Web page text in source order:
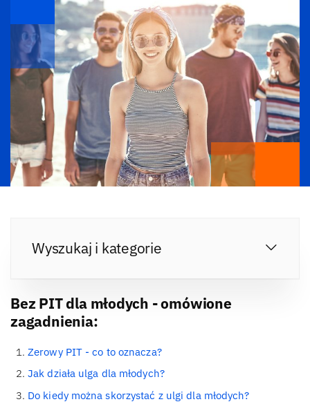
Wyszukaj i kategorie
Bez PIT dla młodych - omówione
zagadnienia:
Zerowy PIT - co to oznacza?
Jak działa ulga dla młodych?
Do kiedy można skorzystać z ulgi dla młodych?